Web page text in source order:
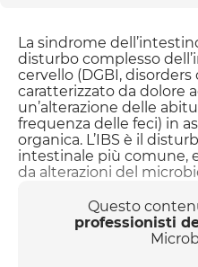
La sindrome
disturbo complesso
cervello (DGBI,
caratterizzato da dolore
un’alterazione delle
frequenza delle feci) in
organica. L’IBS è il
intestinale più comune,
da alterazioni del
dei probiotici nella
dell’IBS un gruppo di
condotto uno studio, i
Questo
professionisti